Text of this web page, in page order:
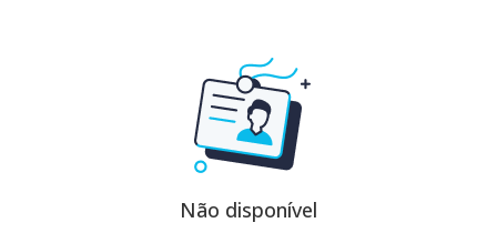
Não disponível